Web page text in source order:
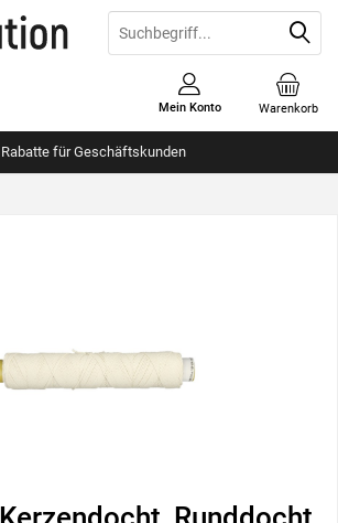
Rabatte für Geschäftskunden
Warenkorb
Mein Konto